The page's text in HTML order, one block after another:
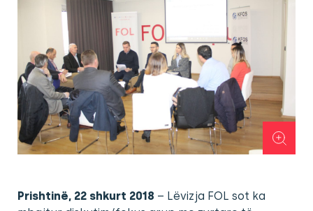
Prishtinë, 22 shkurt 2018 – Lëvizja FOL sot ka